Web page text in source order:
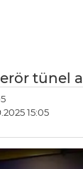
tünel
15:05